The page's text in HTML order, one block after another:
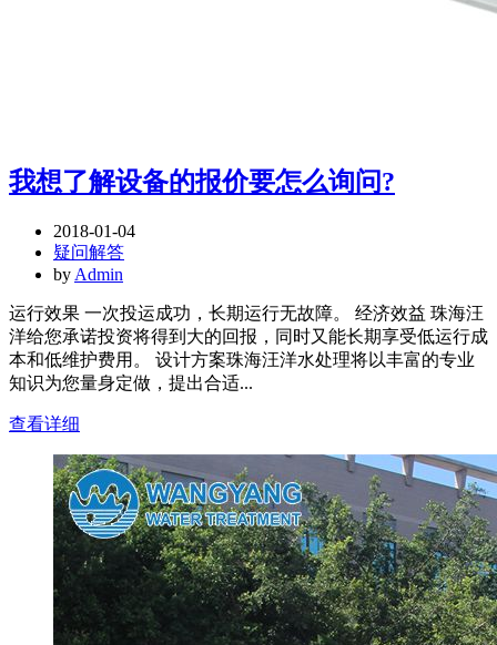
我想了解设备的报价要怎么询问?
2018-01-04
疑问解答
by Admin
运行效果 一次投运成功，长期运行无故障。 经济效益 珠海汪
洋给您承诺投资将得到大的回报，同时又能长期享受低运行成
本和低维护费用。 设计方案珠海汪洋水处理将以丰富的专业
知识为您量身定做，提出合适...
查看详细